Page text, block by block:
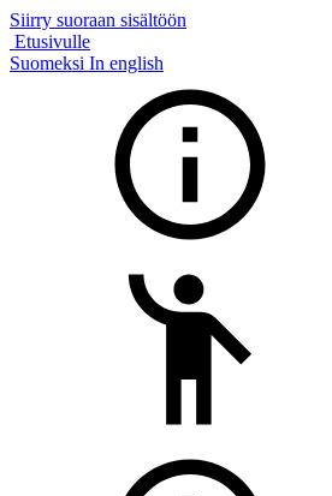
Siirry suoraan sisältöön
Etusivulle
Suomeksi In english